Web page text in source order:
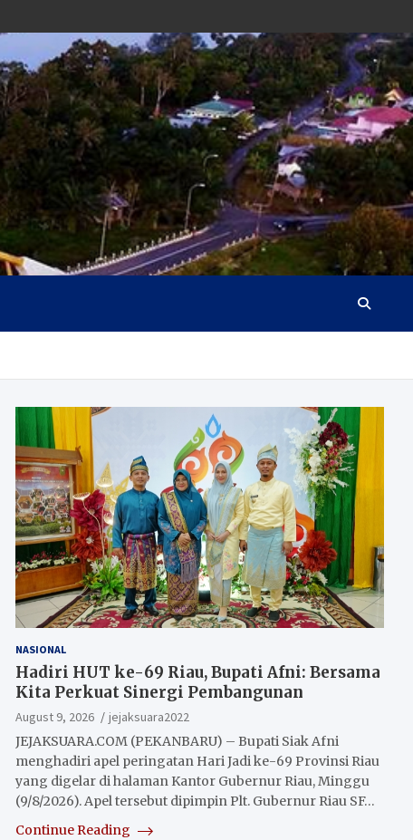
NASIONAL
Hadiri HUT ke-69 Riau, Bupati Afni: Bersama
Kita Perkuat Sinergi Pembangunan
August 9, 2026
jejaksuara2022
JEJAKSUARA.COM (PEKANBARU) – Bupati Siak Afni
menghadiri apel peringatan Hari Jadi ke-69 Provinsi Riau
yang digelar di halaman Kantor Gubernur Riau, Minggu
(9/8/2026). Apel tersebut dipimpin Plt. Gubernur Riau SF…
Continue Reading